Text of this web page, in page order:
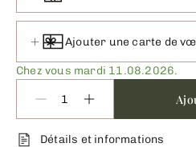
Ajouter une carte de
Chez vous mardi 11.08.2026.
Détails et informations